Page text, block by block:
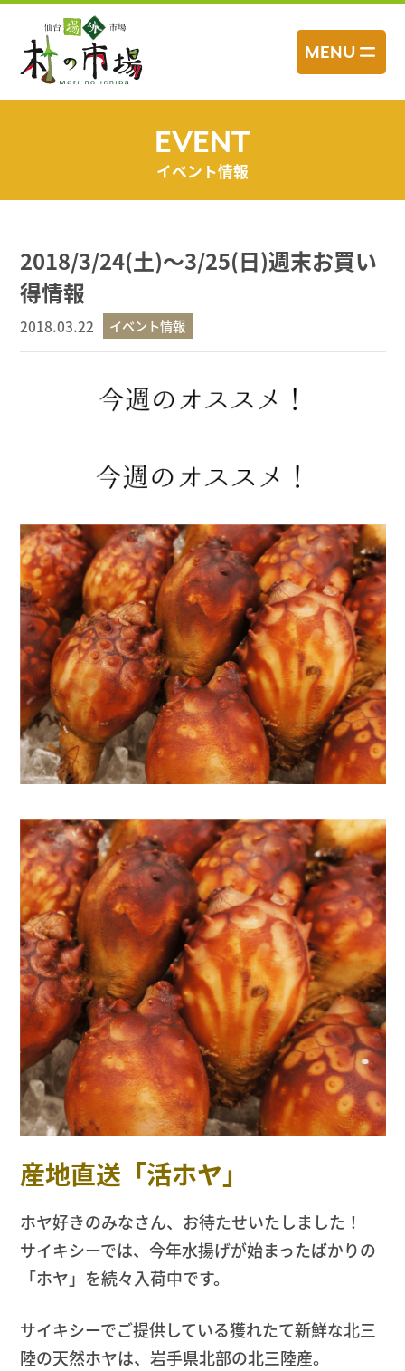
ッ
MENU
EVENT
イベント情報
2018/3/24(土)～3/25(日)週末お買い
得情報
2018.03.22 イベント情報
産地直送「活ホヤ」
ホヤ好きのみなさん、お待たせいたしました！
サイキシーでは、今年水揚げが始まったばかりの
「ホヤ」を続々入荷中です。
サイキシーでご提供している獲れたて新鮮な北三
陸の天然ホヤは、岩手県北部の北三陸産。